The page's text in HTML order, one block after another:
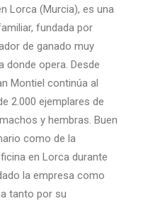
Lorca (Murcia), es una
fundada por
de ganado muy
donde opera. Desde
Montiel continúa al
2.000 ejemplares de
y hembras. Buen
como de la
en Lorca durante
la empresa como
tanto por su